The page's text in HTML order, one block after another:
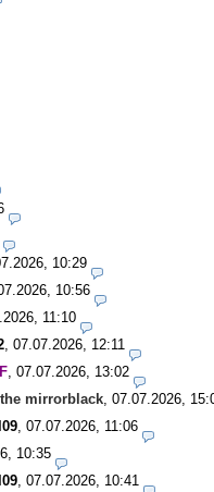
10:29
10:56
11:10
07.07.2026, 12:11
07.07.2026, 13:02
the mirrorblack 07.07.2026,
07.07.2026, 11:06
10:35
07.07.2026, 10:41